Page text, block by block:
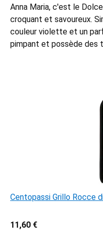
Anna Maria, c'est le
croquant et savoureux.
couleur violette et un
pimpant et possède des
Centopassi Grillo Rocce
11,60 €